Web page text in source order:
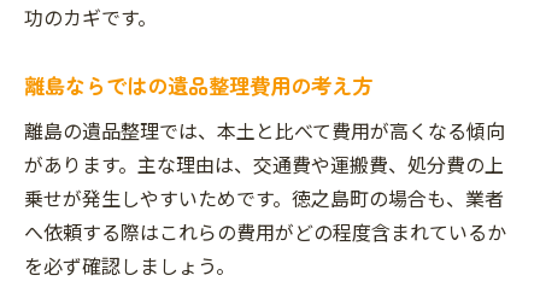
功のカギです。
離島ならではの遺品整理費用の考え方
離島の遺品整理では、本土と比べて費用が高くなる傾向
があります。主な理由は、交通費や運搬費、処分費の上
乗せが発生しやすいためです。徳之島町の場合も、業者
へ依頼する際はこれらの費用がどの程度含まれているか
を必ず確認しましょう。